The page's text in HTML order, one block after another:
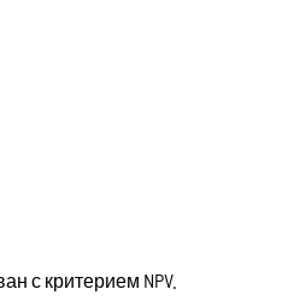
с критерием NPV.